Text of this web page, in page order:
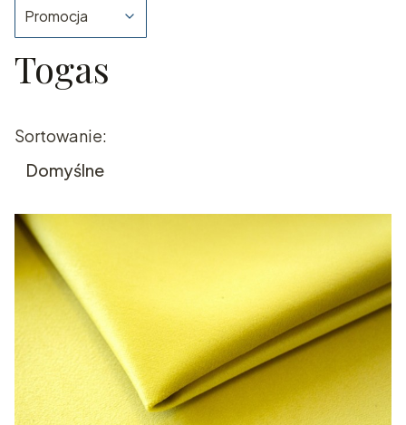
Promocja
Koniec filtrów
Togas
Lista produktów
Sortowanie:
Domyślne